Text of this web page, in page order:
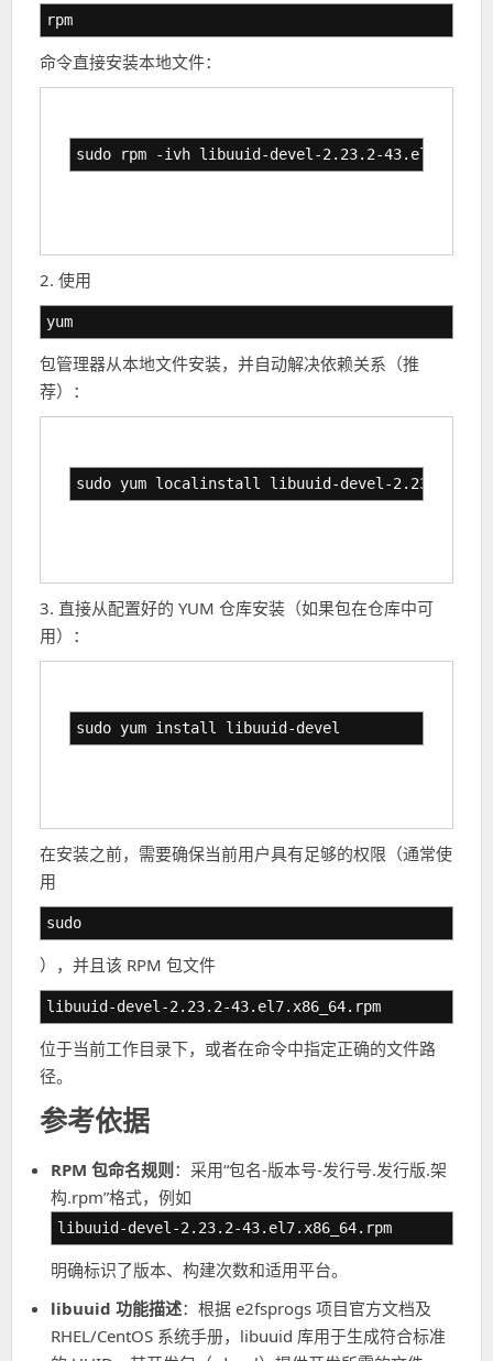
rpm
命令直接安装本地文件：
sudo rpm -ivh libuuid-devel-2.23.2-
2. 使用
yum
包管理器从本地文件安装，并自动解决依赖关系（推
荐）：
sudo yum localinstall libuuid-devel-2.23.2-
3. 直接从配置好的 YUM 仓库安装（如果包在仓库中可
用）：
sudo yum install libuuid-devel
在安装之前，需要确保当前用户具有足够的权限（通常使
用
sudo
），并且该 RPM 包文件
libuuid-devel-2.23.2-43.el7.x86_64.rpm
位于当前工作目录下，或者在命令中指定正确的文件路
径。
参考依据
RPM 包命名规则：采用“包名-版本号-发行号.发行版.架
构.rpm”格式，例如
libuuid-devel-2.23.2-43.el7.x86_64.rpm
明确标识了版本、构建次数和适用平台。
libuuid 功能描述：根据 e2fsprogs 项目官方文档及
RHEL/CentOS 系统手册，libuuid 库用于生成符合标准